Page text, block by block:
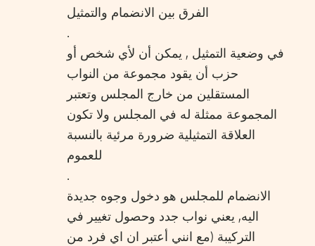
الفرق بين الانضمام والتمثيل
.
في وضعية التمثيل , يمكن أن لأي شخص أو
حزب أن يقود مجموعة من النواب
المستقلين من خارج المجلس وتعتبر
المجموعة ممثلة له في المجلس ولا تكون
العلاقة التمثيلية ضرورة مرئية بالنسبة
للعموم
.
الانضمام للمجلس هو دخول وجوه جديدة
اليه, يعني نواب جدد وحصول تغيير في
التركيبة (مع انني أعتبر ان اي فرد من